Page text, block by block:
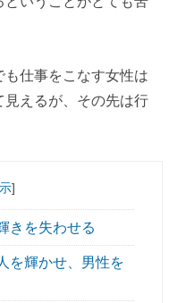
仕事をこなす女性は
見えるが、その先は行
]
きを失わせる
を輝かせ、男性を